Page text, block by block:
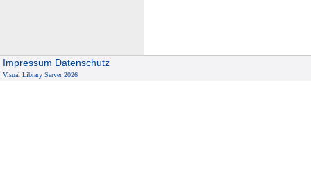
Impressum Datenschutz
Visual Library Server 2026